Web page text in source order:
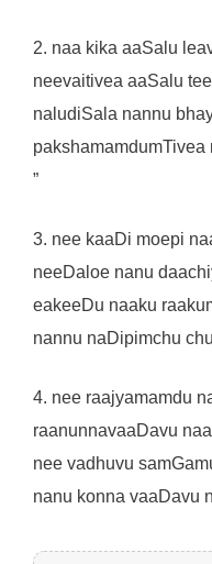
2. naa kika aaSalu
neevaitivea aaSalu
naludiSala nannu
pakshamamdumTivea
”
3. nee kaaDi moepi
neeDaloe nanu
eakeeDu naaku
nannu naDipimchu
4. nee raajyamamdu
raanunnavaaDavu
nee vadhuvu
nanu konna vaaDavu